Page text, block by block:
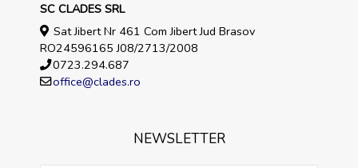
SC CLADES SRL
Sat Jibert Nr 461 Com Jibert Jud Brasov
RO24596165 J08/2713/2008
0723.294.687
office@clades.ro
NEWSLETTER